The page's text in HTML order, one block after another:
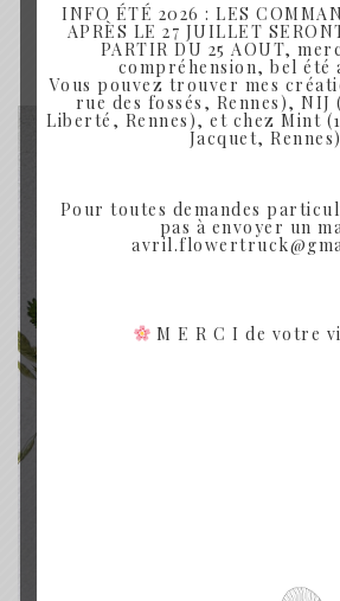
INFO ÉTÉ 2026 : LES
APRÈS LE 27 JUILLET
PARTIR DU 25 AOUT,
compréhension, bel été
Vous pouvez trouver mes
rue des fossés, Rennes), NIJ
Liberté, Rennes), et chez Mint
Jacquet, Rennes)
Pour toutes demandes
pas à envoyer un
M E R C I de votre